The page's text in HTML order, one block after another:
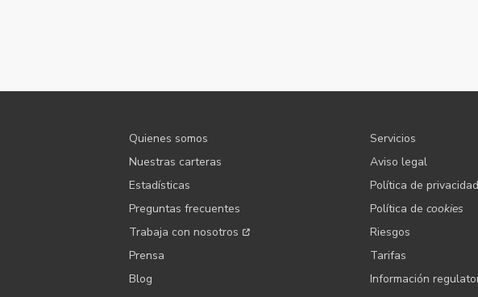
Quienes somos
Nuestras carteras
Estadísticas
Preguntas frecuentes
Trabaja con nosotros
Prensa
Blog
Servicios
Aviso legal
Política de privacidad
Política de cookies
Riesgos
Tarifas
Información